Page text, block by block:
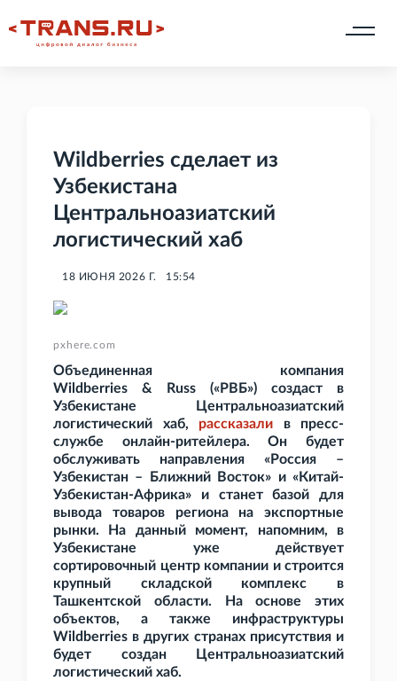
Wildberries сделает из
Узбекистана
Центральноазиатский
логистический хаб
18 ИЮНЯ 2026 Г. 15:54
pxhere.com
Объединенная компания
Wildberries
&
Russ («РВБ») создаст в
Узбекистане Центральноазиатский
логистический хаб, рассказали в пресс-
службе онлайн-ритейлера. Он будет
обслуживать направления «Россия –
Узбекистан – Ближний Восток» и «Китай-
Узбекистан-Африка» и станет базой для
вывода товаров региона на экспортные
рынки. На данный момент, напомним, в
Узбекистане уже действует
сортировочный центр компании и строится
крупный складской комплекс в
Ташкентской области. На основе этих
объектов, а также инфраструктуры
Wildberries в других странах присутствия и
будет создан Центральноазиатский
логистический хаб.